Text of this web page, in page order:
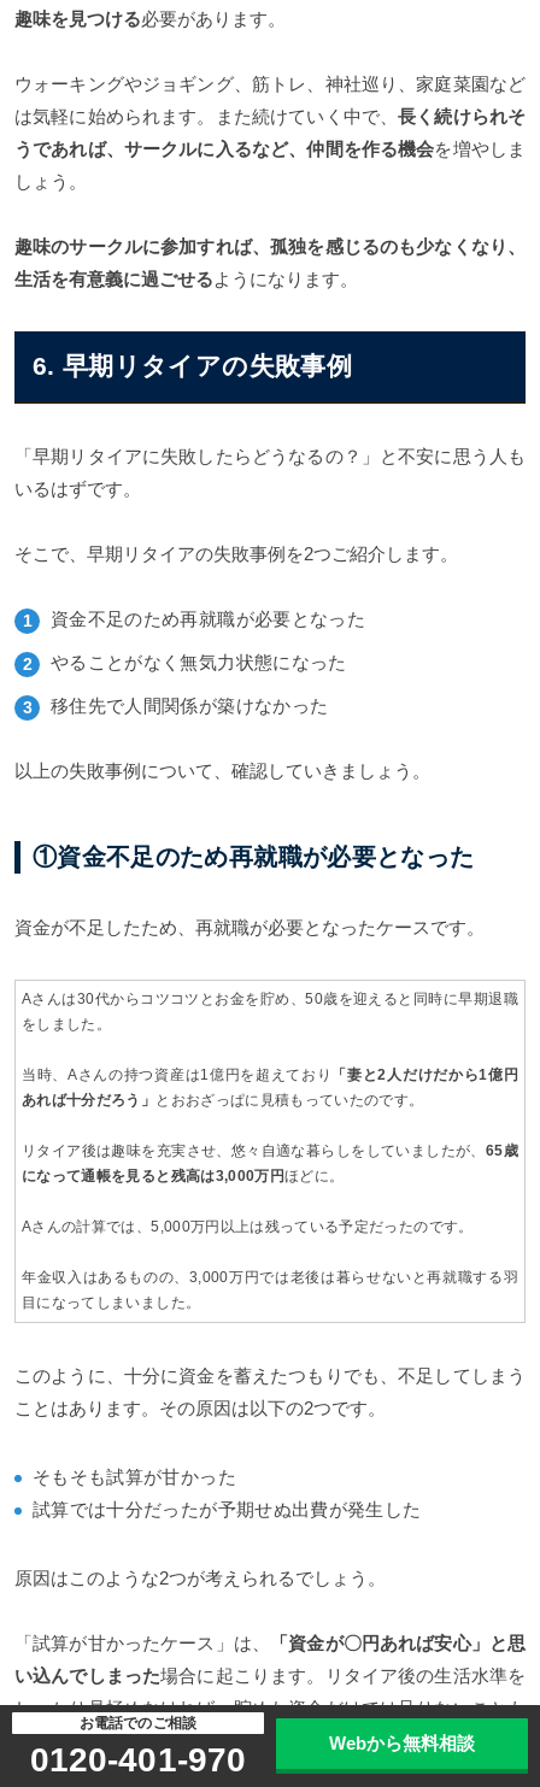
趣味を見つける必要があります。
ウォーキングやジョギング、筋トレ、神社巡り、家庭菜園など
は気軽に始められます。また続けていく中で、長く続けられそ
うであれば、サークルに入るなど、仲間を作る機会を増やしま
しょう。
趣味のサークルに参加すれば、孤独を感じるのも少なくなり、
生活を有意義に過ごせるようになります。
6. 早期リタイアの失敗事例
「早期リタイアに失敗したらどうなるの？」と不安に思う人も
いるはずです。
そこで、早期リタイアの失敗事例を2つご紹介します。
資金不足のため再就職が必要となった
やることがなく無気力状態になった
移住先で人間関係が築けなかった
以上の失敗事例について、確認していきましょう。
①資金不足のため再就職が必要となった
資金が不足したため、再就職が必要となったケースです。
Aさんは30代からコツコツとお金を貯め、50歳を迎えると同時に早期退職
をしました。
当時、Aさんの持つ資産は1億円を超えており
「妻と2人だけだから1億円
あれば十分だろう」 とおおざっぱに見積もっていたのです。
リタイア後は趣味を充実させ、悠々自適な暮らしをしていましたが、 65歳
になって通帳を見ると残高は3,000万円ほどに。
Aさんの計算では、5,000万円以上は残っている予定だったのです。
年金収入はあるものの、3,000万円では老後は暮らせないと再就職する羽
目になってしまいました。
このように、十分に資金を蓄えたつもりでも、不足してしまう
ことはあります。その原因は以下の2つです。
そもそも試算が甘かった
試算では十分だったが予期せぬ出費が発生した
原因はこのような2つが考えられるでしょう。
「試算が甘かったケース」は、
「資金が〇円あれば安心」と思
い込んでしまった場合に起こります。リタイア後の生活水準を
しっかり見極めなければ、貯めた資金だけでは足りないことも
あり得るのです。
お電話でのご相談
0120-401-970 Webから無料相談